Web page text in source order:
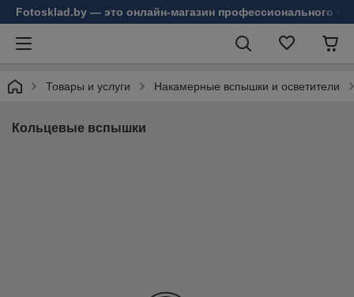
Fotosklad.by — это онлайн-магазин профессионального
Товары и услуги Накамерные вспышки и осветители
Кольцевые вспышки